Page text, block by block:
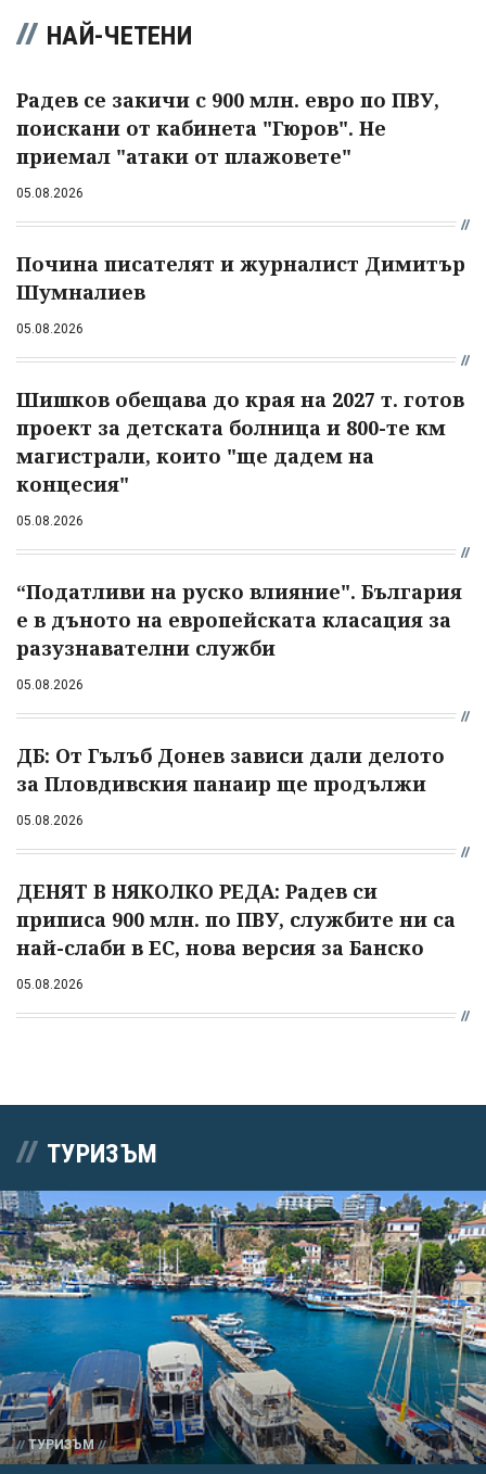
НАЙ-ЧЕТЕНИ
Радев се закичи с 900 млн. евро по ПВУ,
поискани от кабинета "Гюров". Не
приемал "атаки от плажовете"
05.08.2026
Почина писателят и журналист Димитър
Шумналиев
05.08.2026
Шишков обещава до края на 2027 т. готов
проект за детската болница и 800-те км
магистрали, които "ще дадем на
концесия"
05.08.2026
“Податливи на руско влияние". България
е в дъното на европейската класация за
разузнавателни служби
05.08.2026
ДБ: От Гълъб Донев зависи дали делото
за Пловдивския панаир ще продължи
05.08.2026
ДЕНЯТ В НЯКОЛКО РЕДА: Радев си
приписа 900 млн. по ПВУ, службите ни са
най-слаби в ЕС, нова версия за Банско
05.08.2026
ТУРИЗЪМ
ТУРИЗЪМ